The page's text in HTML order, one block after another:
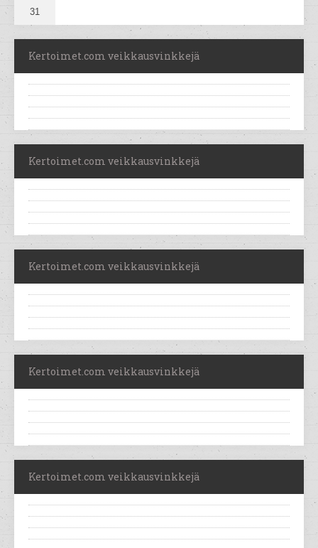
31
Kertoimet.com veikkausvinkkejä
Kertoimet.com veikkausvinkkejä
Kertoimet.com veikkausvinkkejä
Kertoimet.com veikkausvinkkejä
Kertoimet.com veikkausvinkkejä